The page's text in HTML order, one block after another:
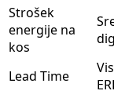
Strošek
energije na
kos
Lead Time